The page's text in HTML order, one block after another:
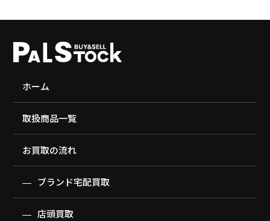
ホーム
取扱商品一覧
お買取の流れ
ブランド宅配買取
店頭買取